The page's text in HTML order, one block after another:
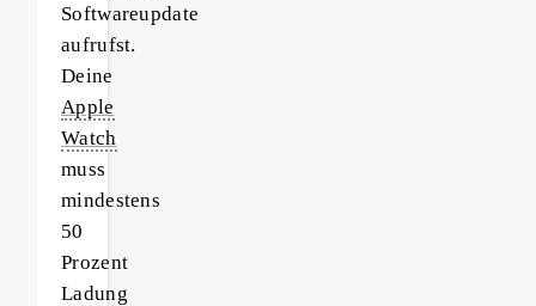
Softwareupdate
aufrufst.
Deine
Apple
Watch
muss
mindestens
50
Prozent
Ladung